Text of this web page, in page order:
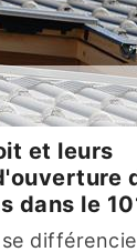
et leurs
dans le